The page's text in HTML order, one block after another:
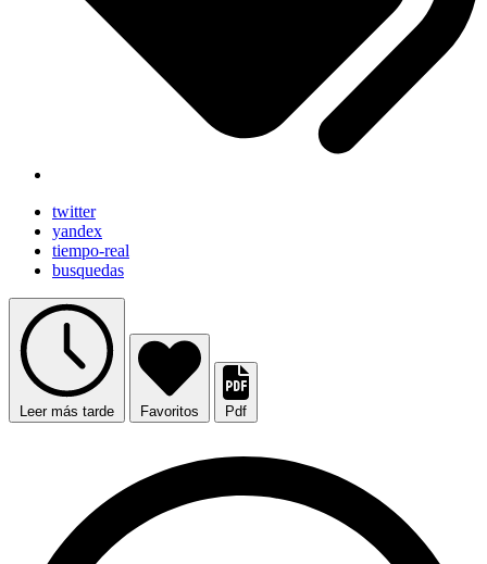
twitter
yandex
tiempo-real
busquedas
Leer más tarde Favoritos Pdf